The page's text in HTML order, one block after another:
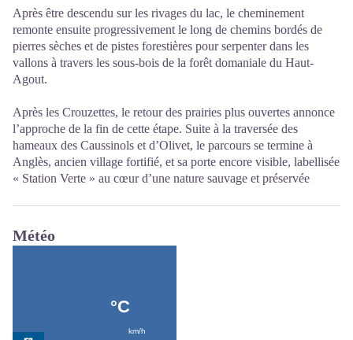
Après être descendu sur les rivages du lac, le cheminement
remonte ensuite progressivement le long de chemins bordés de
pierres sèches et de pistes forestières pour serpenter dans les
vallons à travers les sous-bois de la forêt domaniale du Haut-
Agout.
Après les Crouzettes, le retour des prairies plus ouvertes annonce
l’approche de la fin de cette étape. Suite à la traversée des
hameaux des Caussinols et d’Olivet, le parcours se termine à
Anglès, ancien village fortifié, et sa porte encore visible, labellisée
« Station Verte » au cœur d’une nature sauvage et préservée
Météo